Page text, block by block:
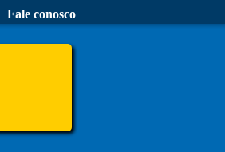
Fale conosco